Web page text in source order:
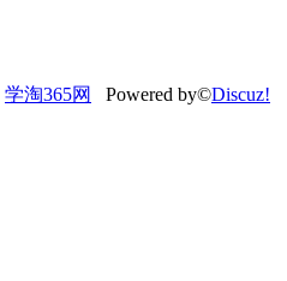
学淘365网 Powered by©Discuz!